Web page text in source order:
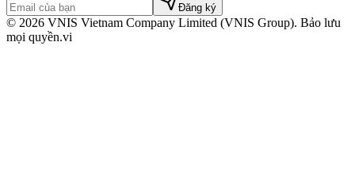
Đăng ký
© 2026 VNIS Vietnam Company Limited (VNIS Group). Bảo lưu
mọi quyền.vi